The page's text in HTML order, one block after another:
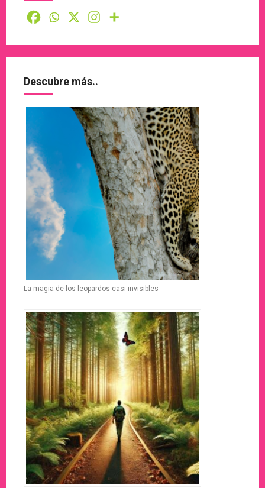
Descubre más..
La magia de los leopardos casi invisibles